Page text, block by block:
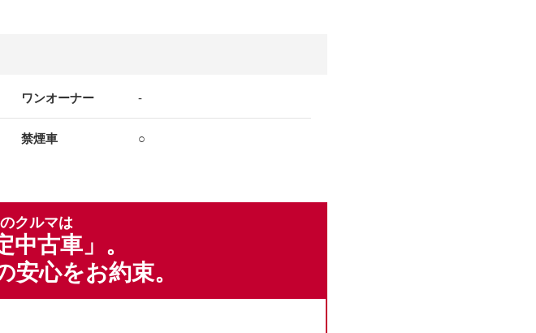
ワンオーナー -
禁煙車 ○
クルマは
中古車」。
安心をお約束。